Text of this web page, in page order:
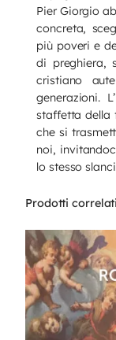
Pier Giorgio
concreta,
più poveri e
di preghiera,
cristiano
generazioni.
staffetta della
che si
noi,
lo stesso
Prodotti correlati